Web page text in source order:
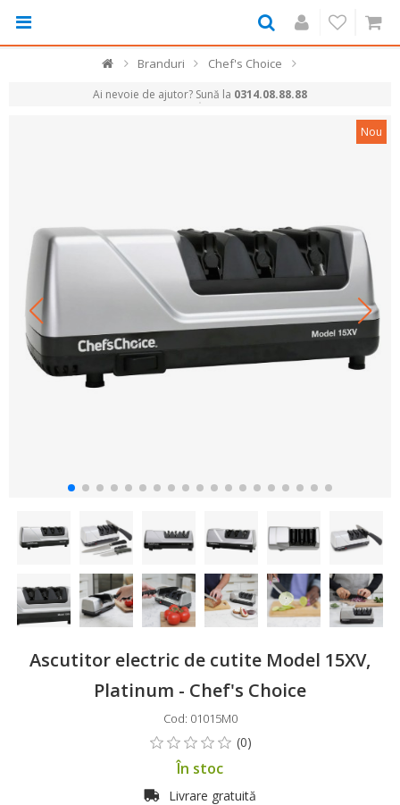
Branduri Chef's Choice
Ai nevoie de ajutor? Sună la 0314.08.88.88
Nou
Ascutitor electric de cutite Model 15XV,
Platinum - Chef's Choice
Cod: 01015M0
În stoc
Livrare gratuită